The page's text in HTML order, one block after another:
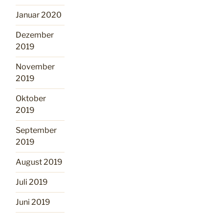
Januar 2020
Dezember
2019
November
2019
Oktober
2019
September
2019
August 2019
Juli 2019
Juni 2019